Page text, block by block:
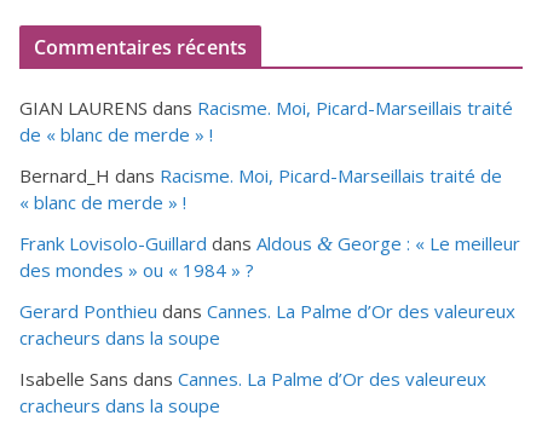
Commentaires récents
GIAN LAURENS dans Racisme. Moi, Picard-Marseillais traité
de « blanc de merde » !
Bernard_H dans Racisme. Moi, Picard-Marseillais traité de
« blanc de merde » !
Frank Lovisolo-Guillard dans Aldous & George : « Le meilleur
des mondes » ou « 1984 » ?
Gerard Ponthieu dans Cannes. La Palme d’Or des valeureux
cracheurs dans la soupe
Isabelle Sans dans Cannes. La Palme d’Or des valeureux
cracheurs dans la soupe